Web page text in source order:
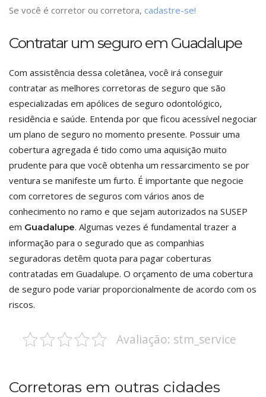
Se você é corretor ou corretora, cadastre-se!
Contratar um seguro em Guadalupe
Com assistência dessa coletânea, você irá conseguir
contratar as melhores corretoras de seguro que são
especializadas em apólices de seguro odontológico,
residência e saúde. Entenda por que ficou acessível negociar
um plano de seguro no momento presente. Possuir uma
cobertura agregada é tido como uma aquisição muito
prudente para que você obtenha um ressarcimento se por
ventura se manifeste um furto. É importante que negocie
com corretores de seguros com vários anos de
conhecimento no ramo e que sejam autorizados na SUSEP
em Guadalupe. Algumas vezes é fundamental trazer a
informação para o segurado que as companhias
seguradoras detêm quota para pagar coberturas
contratadas em Guadalupe. O orçamento de uma cobertura
de seguro pode variar proporcionalmente de acordo com os
riscos.
Avaliação: stm_service
Corretoras em outras cidades